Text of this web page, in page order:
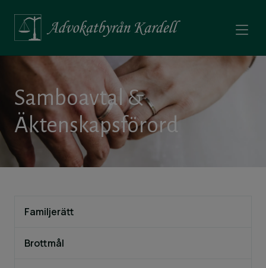
Samboavtal &
Äktenskapsförord
Familjerätt
Brottmål